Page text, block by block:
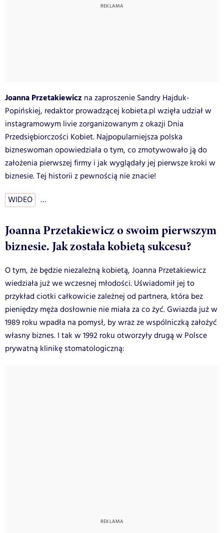
Joanna Przetakiewicz na zaproszenie Sandry Hajduk-
Popińskiej, redaktor prowadzącej kobieta.pl wzięła udział w
instagramowym livie zorganizowanym z okazji Dnia
Przedsiębiorczości Kobiet. Najpopularniejsza polska
bizneswoman opowiedziała o tym, co zmotywowało ją do
założenia pierwszej firmy i jak wyglądały jej pierwsze kroki w
biznesie. Tej historii z pewnością nie znacie!
WIDEO …
Joanna Przetakiewicz o swoim pierwszym
biznesie. Jak została kobietą sukcesu?
O tym, że będzie niezależną kobietą, Joanna Przetakiewicz
wiedziała już we wczesnej młodości. Uświadomił jej to
przykład ciotki całkowicie zależnej od partnera, która bez
pieniędzy męża dosłownie nie miała za co żyć. Gwiazda już w
1989 roku wpadła na pomysł, by wraz ze wspólniczką założyć
własny biznes. I tak w 1992 roku otworzyły drugą w Polsce
prywatną klinikę stomatologiczną: